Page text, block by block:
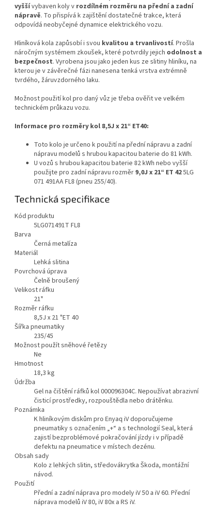
vyššívybaven koly v rozdílném rozměru na přední a zadní
nápravě. To přispívá k zajištění dostatečné trakce, která
odpovídá neobyčejné dynamice elektrického vozu.
Hliníková kola zapůsobí i svou kvalitou a trvanlivostí. Prošla
náročným systémem zkoušek, které potvrdily jejich odolnost a
bezpečnost. Vyrobena jsou jako jeden kus ze slitiny hliníku, na
kterou je v závěrečné fázi nanesena tenká vrstva extrémně
tvrdého, žáruvzdorného laku.
Možnost použití kol pro daný vůz je třeba ověřit ve velkém
technickém průkazu vozu.
Informace pro rozměry kol 8,5J x 21“ ET40:
Toto kolo je určeno k použití na přední nápravu a zadní
nápravu modelů s hrubou kapacitou baterie do 81 kWh.
U vozů s hrubou kapacitou baterie 82 kWh nebo vyšší
použijte pro zadní nápravu rozměr 9,0J x 21“ ET 425LG
071 491AA FL8 (pneu 255/40).
Technická specifikace
Kód produktu
5LG071491T FL8
Barva
Černá metalíza
Materiál
Lehká slitina
Povrchová úprava
Čelně broušený
Velikost ráfku
21"
Rozměr ráfku
8,5J x 21 "ET 40
Šířka pneumatiky
235/45
Možnost použít sněhové řetězy
Ne
Hmotnost
18,3 kg
Údržba
Gel na čištění ráfků kol 000096304C. Nepoužívat abrazivní
čisticí prostředky, rozpouštědla nebo drátěnku.
Poznámka
K hliníkovým diskům pro Enyaq iV doporučujeme
pneumatiky s označením „+“ a s technologií Seal, která
zajistí bezproblémové pokračování jízdy i v případě
defektu na pneumatice v místech dezénu.
Obsah sady
Kolo z lehkých slitin, středovákrytka Škoda, montážní
návod.
Použití
Přední a zadní náprava pro modely iV 50 a iV 60. Přední
náprava modelů iV 80, iV 80x a RS iV.